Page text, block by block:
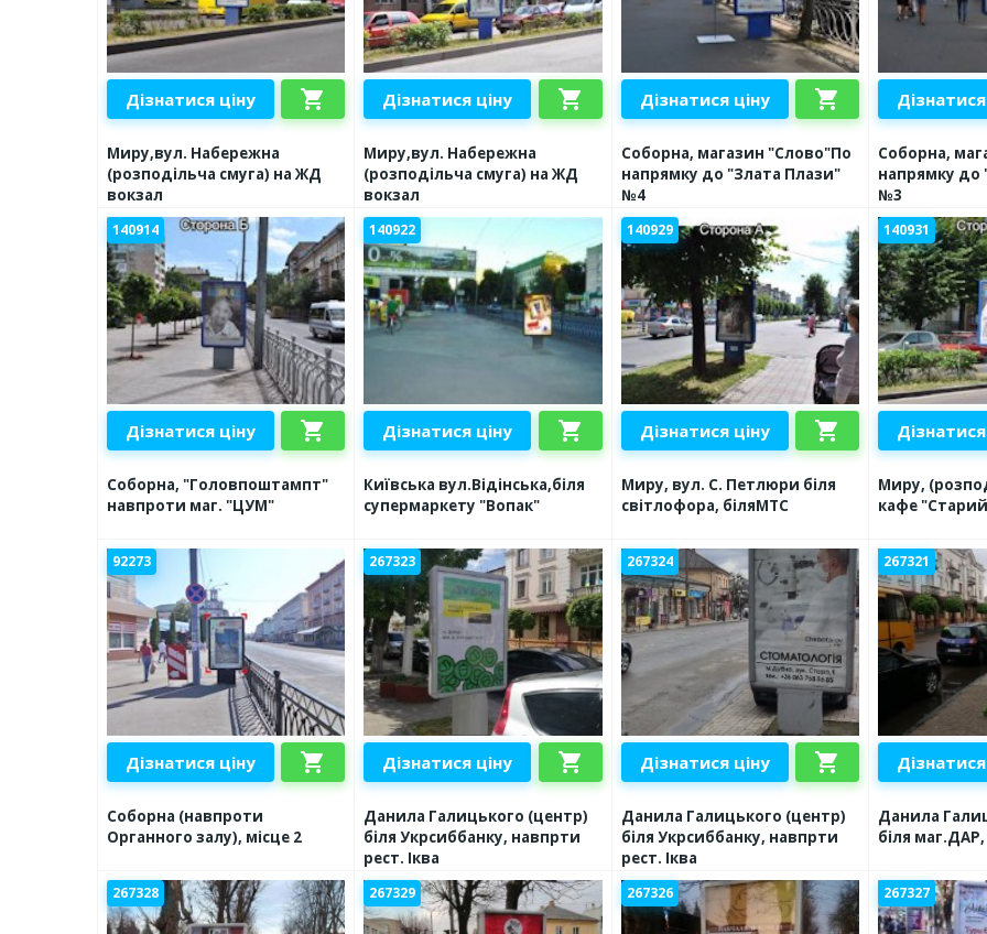
Дізнатися ціну shopping_cart
Миру,вул. Набережна
(розподільча смуга) на ЖД
вокзал
Дізнатися ціну shopping_cart
Миру,вул. Набережна
(розподільча смуга) на ЖД
вокзал
Дізнатися ціну shopping_cart
Соборна, магазин "Слово"По
напрямку до "Злата Плази"
№4
Соборна,
напрямку до
№3
140914
Дізнатися ціну shopping_cart
Соборна, "Головпоштампт"
навпроти маг. "ЦУМ"
140922
Дізнатися ціну shopping_cart
Київська вул.Відінська,біля
супермаркету "Вопак"
140929
Дізнатися ціну shopping_cart
Миру, вул. С. Петлюри біля
світлофора, біляМТС
140931
Миру,
кафе
92273
Дізнатися ціну shopping_cart
Соборна (навпроти
Органного залу), місце 2
267323
Дізнатися ціну shopping_cart
Данила Галицького (центр)
біля Укрсиббанку, навпрти
рест. Іква
267324
Дізнатися ціну shopping_cart
Данила Галицького (центр)
біля Укрсиббанку, навпрти
рест. Іква
267321
Данила
біля
267328 267329 267326 267327